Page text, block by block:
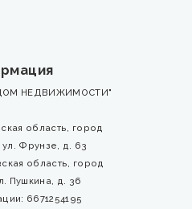
НЕДВИЖИМОСТИ"
область, город
ул. Фрунзе, д. 63
область, город
Пушкина, д. 36
6671254195